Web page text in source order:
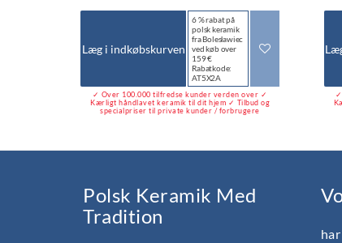
Læg i indkøbskurven
6 % rabat på
polsk keramik
fra Bolesławiec
ved køb over
159 €
Rabatkode:
AT5X2A
✓ Over 100.000 tilfredse kunder verden over ✓
Kærligt håndlavet keramik til dit hjem ✓ Tilbud og
specialpriser til private kunder / forbrugere
Polsk Keramik Med
Tradition